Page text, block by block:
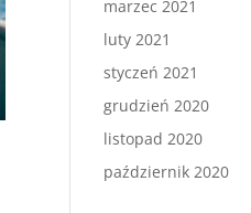
marzec 2021
luty 2021
styczeń 2021
grudzień 2020
listopad 2020
październik 2020